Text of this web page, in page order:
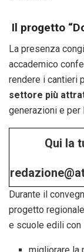
Il progetto
La presenza
accademico
rendere i cantieri
settore più
generazioni e per
Qui la
Durante il
progetto
e scuole edili con